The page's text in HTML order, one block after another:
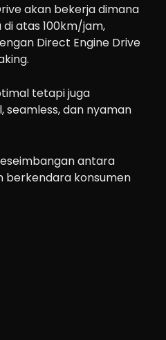
akan bekerja dimana
atas 100km/jam,
Direct Engine Drive
tetapi juga
dan nyaman
antara
berkendara konsumen